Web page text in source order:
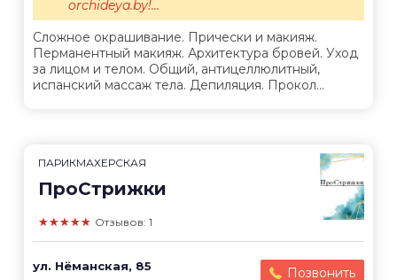
Сложное окрашивание. Прически и макияж.
Перманентный макияж. Архитектура бровей. Уход
за лицом и телом. Общий, антицеллюлитный,
испанский массаж тела. Депиляция. Прокол...
orchideya.by!...
ПАРИКМАХЕРСКАЯ
ПроСтрижки
★★★★★ Отзывов: 1
ул. Нёманская, 85
Позвонить